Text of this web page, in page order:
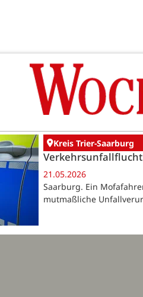
Kreis Trier-Saarburg
21.05.2026
Saarburg. Ein
mutmaßliche